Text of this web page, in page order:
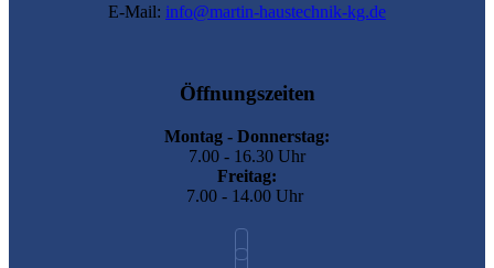
E-Mail: info@martin-haustechnik-kg.de
Öffnungszeiten
Montag - Donnerstag:
7.00 - 16.30 Uhr
Freitag:
7.00 - 14.00 Uhr